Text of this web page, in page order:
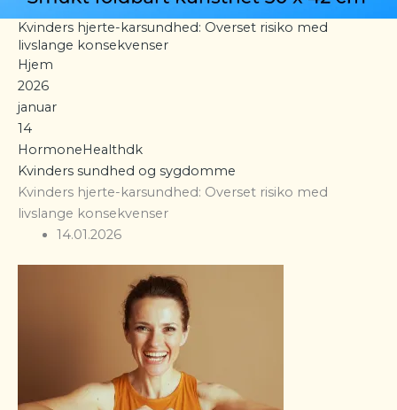
Kvinders hjerte-karsundhed: Overset risiko med
livslange konsekvenser
Hjem
2026
januar
14
HormoneHealthdk
Kvinders sundhed og sygdomme
Kvinders hjerte-karsundhed: Overset risiko med
livslange konsekvenser
14.01.2026